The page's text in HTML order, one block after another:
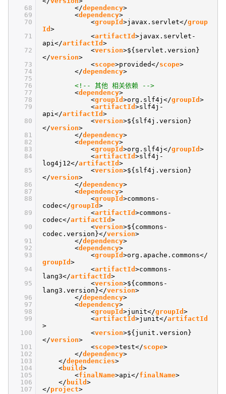
68
69
70
71
72
73
74
75
76
77
78
79
80
81
82
83
84
85
86
87
88
89
90
91
92
93
94
95
96
97
98
99
100
101
102
103
104
105
106
107
</dependency>
<dependency>
<groupId >javax.servlet</group
Id >
<artifactId >javax.servlet-
api</artifactId >
<version>${servlet.version}
</version>
<scope>provided</scope>
</dependency>
<!-- 其他 相关依赖 -->
<dependency>
<groupId >org.slf4j</groupId >
<artifactId >slf4j-
api</artifactId >
<version>${slf4j.version}
</version>
</dependency>
<dependency>
<groupId >org.slf4j</groupId >
<artifactId >slf4j-
log4j12</artifactId >
<version>${slf4j.version}
</version>
</dependency>
<dependency>
<groupId >commons-
codec</groupId >
<artifactId >commons-
codec</artifactId >
<version>${commons-
codec.version}</version>
</dependency>
<dependency>
<groupId >org.apache.commons</
groupId >
<artifactId >commons-
lang3</artifactId >
<version>${commons-
lang3.version}</version>
</dependency>
<dependency>
<groupId >junit</groupId >
<artifactId >junit</artifactId
>
<version>${junit.version}
</version>
<scope>test</scope>
</dependency>
</dependencies>
<build >
<finalName>api</finalName>
</ build >
</project>